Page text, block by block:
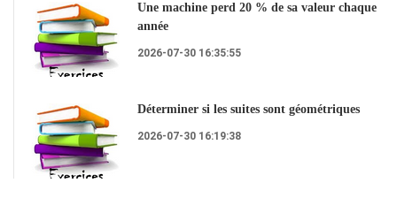
Une machine perd 20 % de sa valeur chaque
année
2026-07-30 16:35:55
Déterminer si les suites sont géométriques
2026-07-30 16:19:38